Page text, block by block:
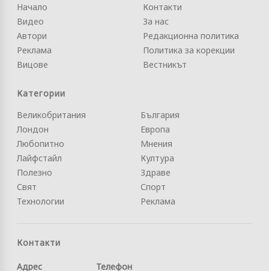
Начало
Видео
Автори
Реклама
Вицове
Контакти
За нас
Редакционна политика
Политика за корекции
Вестникът
Категории
Великобритания
Лондон
Любопитно
Лайфстайл
Полезно
Свят
Технологии
България
Европа
Мнения
Култура
Здраве
Спорт
Реклама
Контакти
Адрес
Телефон